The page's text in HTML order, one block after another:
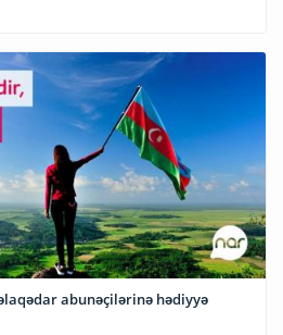
abunəçilərinə hədiyyə